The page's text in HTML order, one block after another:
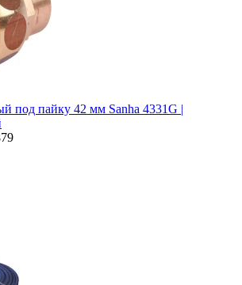
под пайку 42 мм Sanha 4331G |